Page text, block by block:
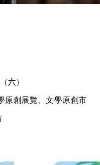
六）
原創展覽、文學原創市